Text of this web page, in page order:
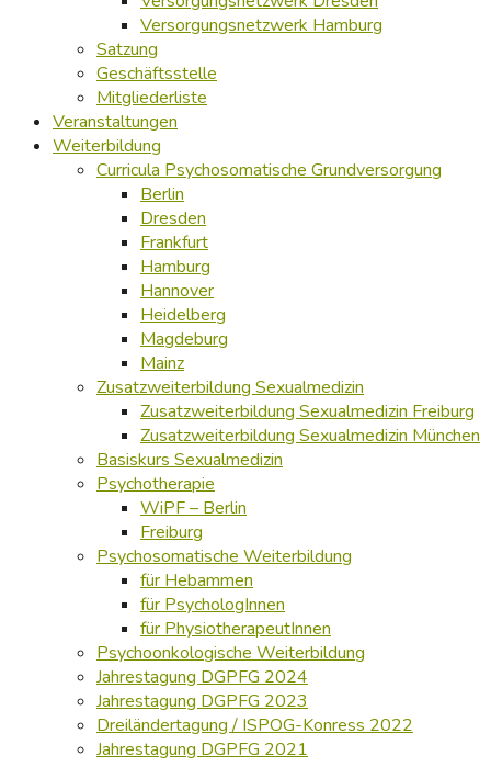
Versorgungsnetzwerk Hamburg
Satzung
Geschäftsstelle
Mitgliederliste
Veranstaltungen
Weiterbildung
Curricula Psychosomatische Grundversorgung
Berlin
Dresden
Frankfurt
Hamburg
Hannover
Heidelberg
Magdeburg
Mainz
Zusatzweiterbildung Sexualmedizin
Zusatzweiterbildung Sexualmedizin Freiburg
Zusatzweiterbildung Sexualmedizin München
Basiskurs Sexualmedizin
Psychotherapie
WiPF – Berlin
Freiburg
Psychosomatische Weiterbildung
für Hebammen
für PsychologInnen
für PhysiotherapeutInnen
Psychoonkologische Weiterbildung
Jahrestagung DGPFG 2024
Jahrestagung DGPFG 2023
Dreiländertagung / ISPOG-Konress 2022
Jahrestagung DGPFG 2021